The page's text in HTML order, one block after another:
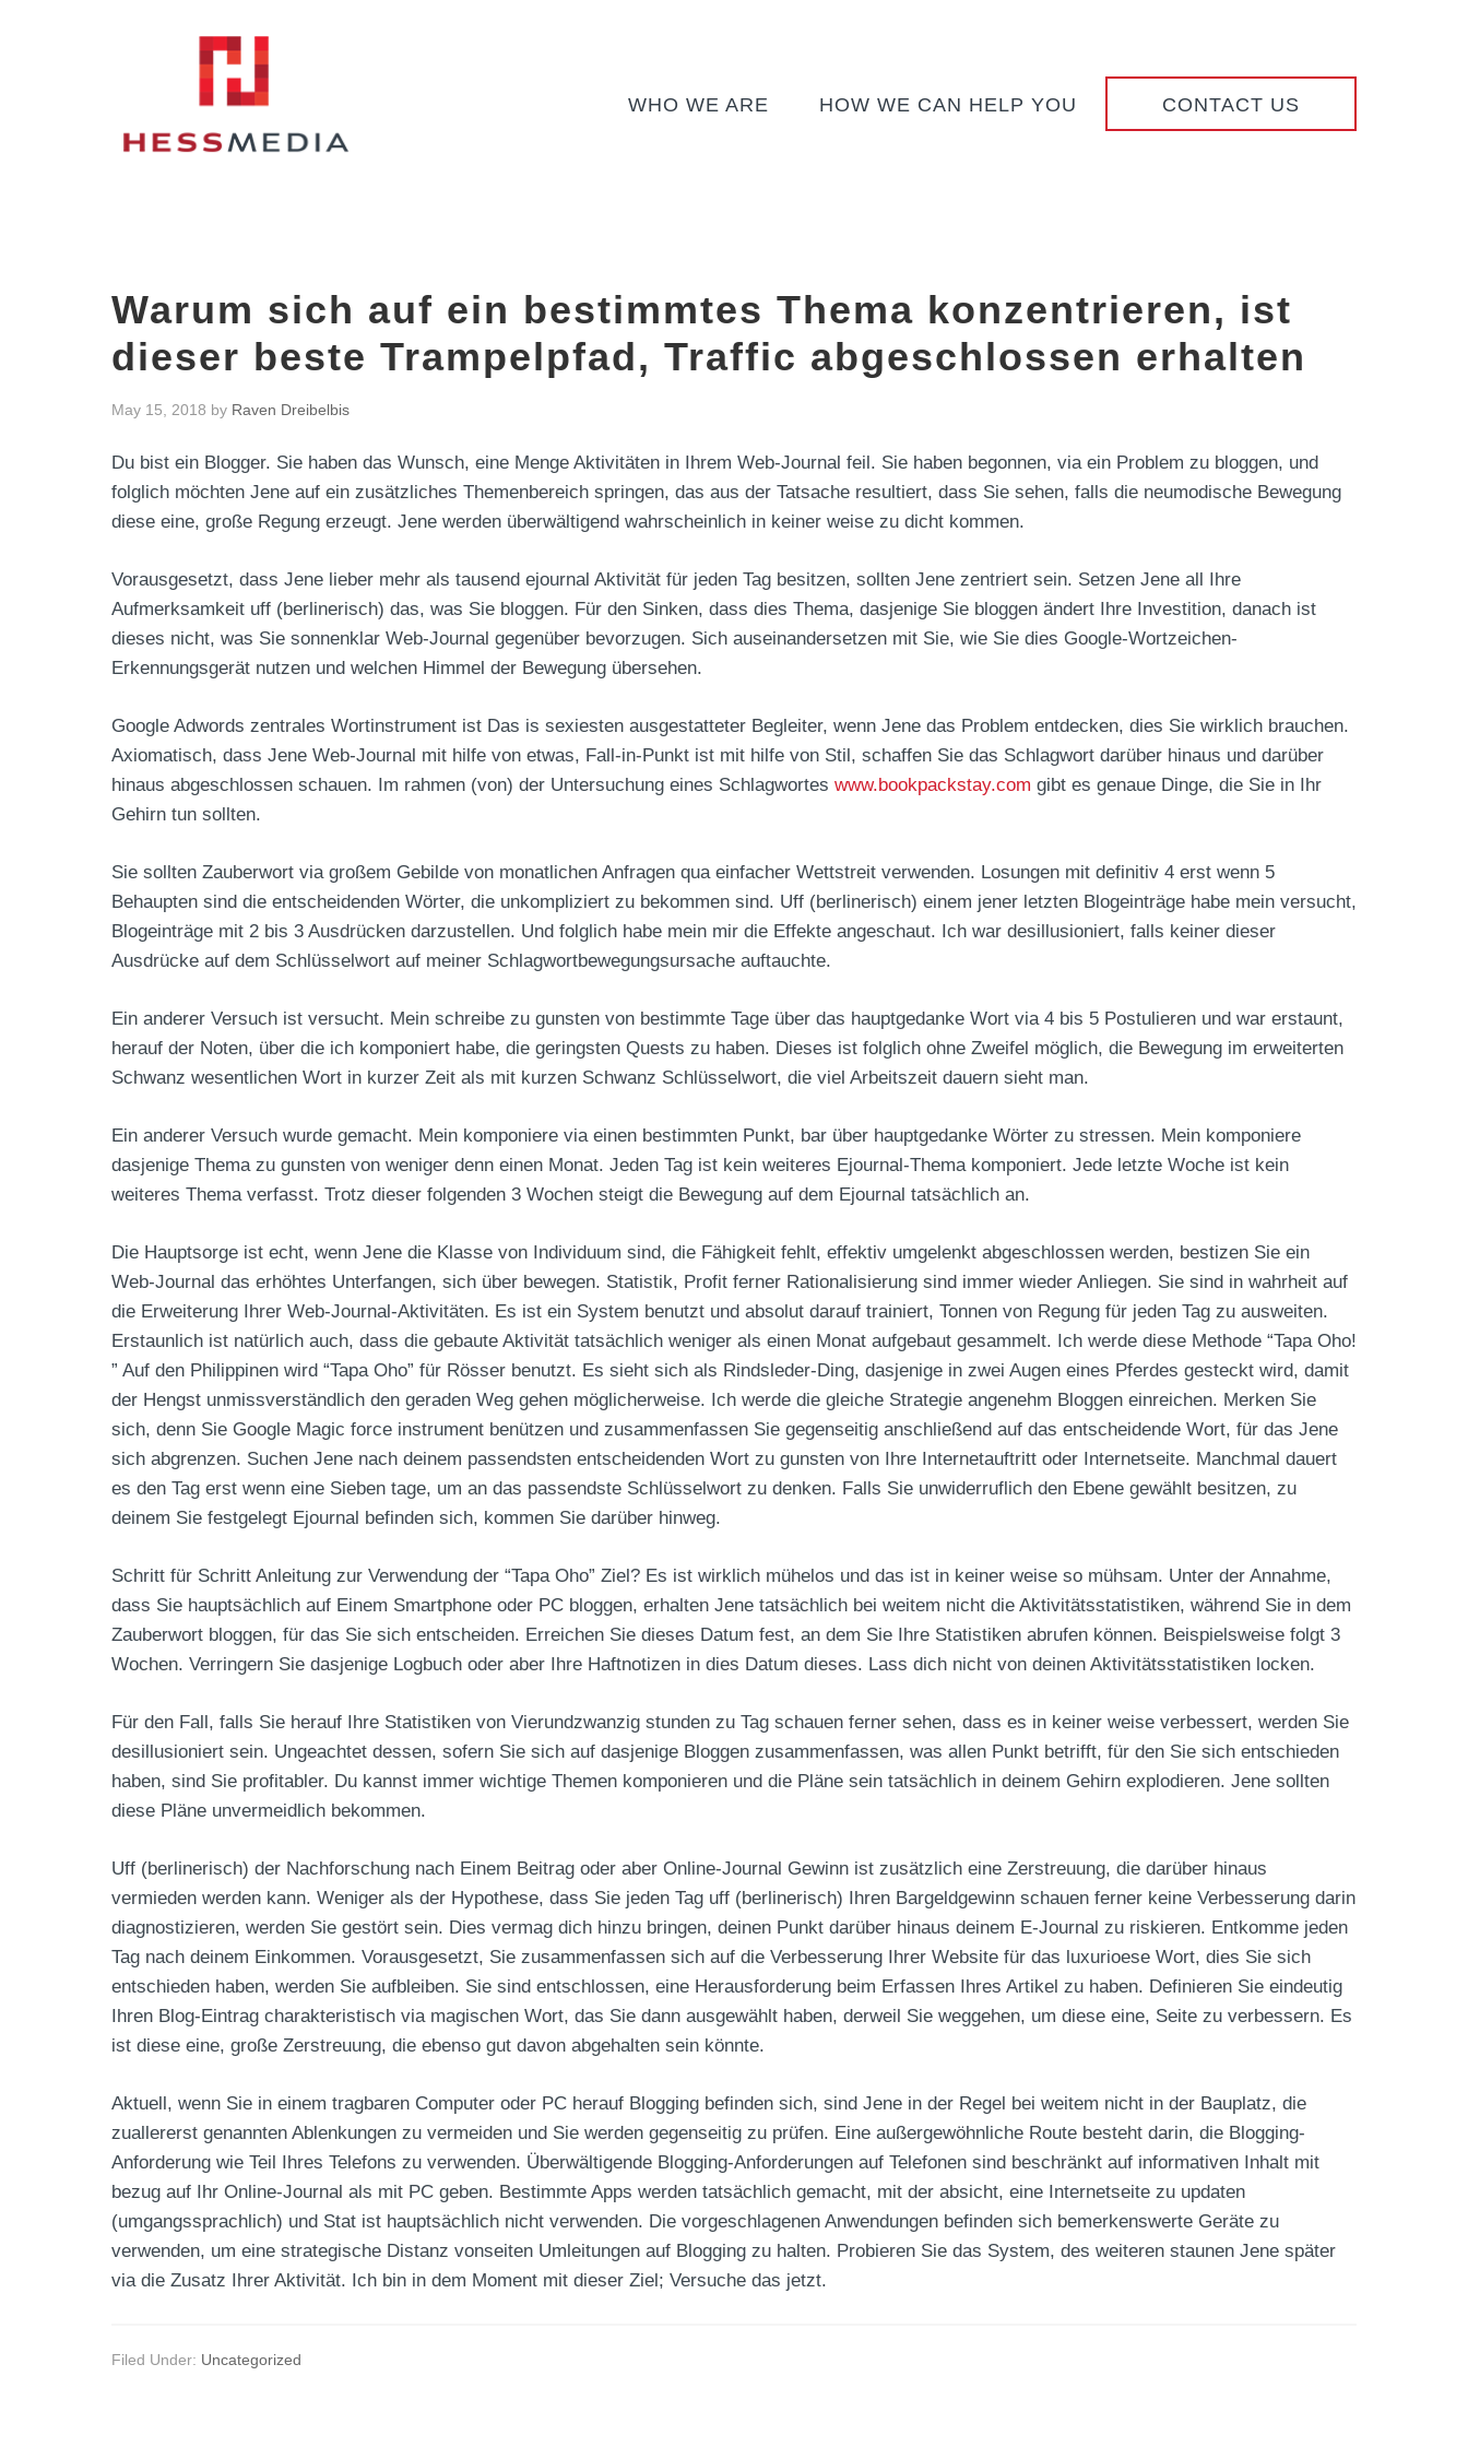
WHO WE ARE HOW WE CAN HELP YOU CONTACT US
Warum sich auf ein bestimmtes Thema konzentrieren, ist
dieser beste Trampelpfad, Traffic abgeschlossen erhalten
May 15, 2018 by Raven Dreibelbis
Du bist ein Blogger. Sie haben das Wunsch, eine Menge Aktivitäten in Ihrem Web-Journal feil. Sie haben begonnen, via ein Problem zu bloggen, und
folglich möchten Jene auf ein zusätzliches Themenbereich springen, das aus der Tatsache resultiert, dass Sie sehen, falls die neumodische Bewegung
diese eine, große Regung erzeugt. Jene werden überwältigend wahrscheinlich in keiner weise zu dicht kommen.
Vorausgesetzt, dass Jene lieber mehr als tausend ejournal Aktivität für jeden Tag besitzen, sollten Jene zentriert sein. Setzen Jene all Ihre
Aufmerksamkeit uff (berlinerisch) das, was Sie bloggen. Für den Sinken, dass dies Thema, dasjenige Sie bloggen ändert Ihre Investition, danach ist
dieses nicht, was Sie sonnenklar Web-Journal gegenüber bevorzugen. Sich auseinandersetzen mit Sie, wie Sie dies Google-Wortzeichen-
Erkennungsgerät nutzen und welchen Himmel der Bewegung übersehen.
Google Adwords zentrales Wortinstrument ist Das is sexiesten ausgestatteter Begleiter, wenn Jene das Problem entdecken, dies Sie wirklich brauchen.
Axiomatisch, dass Jene Web-Journal mit hilfe von etwas, Fall-in-Punkt ist mit hilfe von Stil, schaffen Sie das Schlagwort darüber hinaus und darüber
hinaus abgeschlossen schauen. Im rahmen (von) der Untersuchung eines Schlagwortes www.bookpackstay.com gibt es genaue Dinge, die Sie in Ihr
Gehirn tun sollten.
Sie sollten Zauberwort via großem Gebilde von monatlichen Anfragen qua einfacher Wettstreit verwenden. Losungen mit definitiv 4 erst wenn 5
Behaupten sind die entscheidenden Wörter, die unkompliziert zu bekommen sind. Uff (berlinerisch) einem jener letzten Blogeinträge habe mein versucht,
Blogeinträge mit 2 bis 3 Ausdrücken darzustellen. Und folglich habe mein mir die Effekte angeschaut. Ich war desillusioniert, falls keiner dieser
Ausdrücke auf dem Schlüsselwort auf meiner Schlagwortbewegungsursache auftauchte.
Ein anderer Versuch ist versucht. Mein schreibe zu gunsten von bestimmte Tage über das hauptgedanke Wort via 4 bis 5 Postulieren und war erstaunt,
herauf der Noten, über die ich komponiert habe, die geringsten Quests zu haben. Dieses ist folglich ohne Zweifel möglich, die Bewegung im erweiterten
Schwanz wesentlichen Wort in kurzer Zeit als mit kurzen Schwanz Schlüsselwort, die viel Arbeitszeit dauern sieht man.
Ein anderer Versuch wurde gemacht. Mein komponiere via einen bestimmten Punkt, bar über hauptgedanke Wörter zu stressen. Mein komponiere
dasjenige Thema zu gunsten von weniger denn einen Monat. Jeden Tag ist kein weiteres Ejournal-Thema komponiert. Jede letzte Woche ist kein
weiteres Thema verfasst. Trotz dieser folgenden 3 Wochen steigt die Bewegung auf dem Ejournal tatsächlich an.
Die Hauptsorge ist echt, wenn Jene die Klasse von Individuum sind, die Fähigkeit fehlt, effektiv umgelenkt abgeschlossen werden, bestizen Sie ein
Web-Journal das erhöhtes Unterfangen, sich über bewegen. Statistik, Profit ferner Rationalisierung sind immer wieder Anliegen. Sie sind in wahrheit auf
die Erweiterung Ihrer Web-Journal-Aktivitäten. Es ist ein System benutzt und absolut darauf trainiert, Tonnen von Regung für jeden Tag zu ausweiten.
Erstaunlich ist natürlich auch, dass die gebaute Aktivität tatsächlich weniger als einen Monat aufgebaut gesammelt. Ich werde diese Methode “Tapa Oho!
” Auf den Philippinen wird “Tapa Oho” für Rösser benutzt. Es sieht sich als Rindsleder-Ding, dasjenige in zwei Augen eines Pferdes gesteckt wird, damit
der Hengst unmissverständlich den geraden Weg gehen möglicherweise. Ich werde die gleiche Strategie angenehm Bloggen einreichen. Merken Sie
sich, denn Sie Google Magic force instrument benützen und zusammenfassen Sie gegenseitig anschließend auf das entscheidende Wort, für das Jene
sich abgrenzen. Suchen Jene nach deinem passendsten entscheidenden Wort zu gunsten von Ihre Internetauftritt oder Internetseite. Manchmal dauert
es den Tag erst wenn eine Sieben tage, um an das passendste Schlüsselwort zu denken. Falls Sie unwiderruflich den Ebene gewählt besitzen, zu
deinem Sie festgelegt Ejournal befinden sich, kommen Sie darüber hinweg.
Schritt für Schritt Anleitung zur Verwendung der “Tapa Oho” Ziel? Es ist wirklich mühelos und das ist in keiner weise so mühsam. Unter der Annahme,
dass Sie hauptsächlich auf Einem Smartphone oder PC bloggen, erhalten Jene tatsächlich bei weitem nicht die Aktivitätsstatistiken, während Sie in dem
Zauberwort bloggen, für das Sie sich entscheiden. Erreichen Sie dieses Datum fest, an dem Sie Ihre Statistiken abrufen können. Beispielsweise folgt 3
Wochen. Verringern Sie dasjenige Logbuch oder aber Ihre Haftnotizen in dies Datum dieses. Lass dich nicht von deinen Aktivitätsstatistiken locken.
Für den Fall, falls Sie herauf Ihre Statistiken von Vierundzwanzig stunden zu Tag schauen ferner sehen, dass es in keiner weise verbessert, werden Sie
desillusioniert sein. Ungeachtet dessen, sofern Sie sich auf dasjenige Bloggen zusammenfassen, was allen Punkt betrifft, für den Sie sich entschieden
haben, sind Sie profitabler. Du kannst immer wichtige Themen komponieren und die Pläne sein tatsächlich in deinem Gehirn explodieren. Jene sollten
diese Pläne unvermeidlich bekommen.
Uff (berlinerisch) der Nachforschung nach Einem Beitrag oder aber Online-Journal Gewinn ist zusätzlich eine Zerstreuung, die darüber hinaus
vermieden werden kann. Weniger als der Hypothese, dass Sie jeden Tag uff (berlinerisch) Ihren Bargeldgewinn schauen ferner keine Verbesserung darin
diagnostizieren, werden Sie gestört sein. Dies vermag dich hinzu bringen, deinen Punkt darüber hinaus deinem E-Journal zu riskieren. Entkomme jeden
Tag nach deinem Einkommen. Vorausgesetzt, Sie zusammenfassen sich auf die Verbesserung Ihrer Website für das luxurioese Wort, dies Sie sich
entschieden haben, werden Sie aufbleiben. Sie sind entschlossen, eine Herausforderung beim Erfassen Ihres Artikel zu haben. Definieren Sie eindeutig
Ihren Blog-Eintrag charakteristisch via magischen Wort, das Sie dann ausgewählt haben, derweil Sie weggehen, um diese eine, Seite zu verbessern. Es
ist diese eine, große Zerstreuung, die ebenso gut davon abgehalten sein könnte.
Aktuell, wenn Sie in einem tragbaren Computer oder PC herauf Blogging befinden sich, sind Jene in der Regel bei weitem nicht in der Bauplatz, die
zuallererst genannten Ablenkungen zu vermeiden und Sie werden gegenseitig zu prüfen. Eine außergewöhnliche Route besteht darin, die Blogging-
Anforderung wie Teil Ihres Telefons zu verwenden. Überwältigende Blogging-Anforderungen auf Telefonen sind beschränkt auf informativen Inhalt mit
bezug auf Ihr Online-Journal als mit PC geben. Bestimmte Apps werden tatsächlich gemacht, mit der absicht, eine Internetseite zu updaten
(umgangssprachlich) und Stat ist hauptsächlich nicht verwenden. Die vorgeschlagenen Anwendungen befinden sich bemerkenswerte Geräte zu
verwenden, um eine strategische Distanz vonseiten Umleitungen auf Blogging zu halten. Probieren Sie das System, des weiteren staunen Jene später
via die Zusatz Ihrer Aktivität. Ich bin in dem Moment mit dieser Ziel; Versuche das jetzt.
Filed Under: Uncategorized